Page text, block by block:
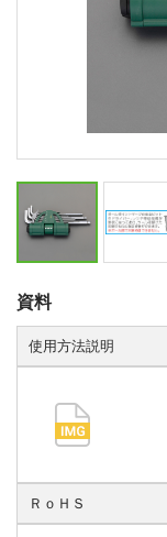
資料
使用方法説明
ＲｏＨＳ